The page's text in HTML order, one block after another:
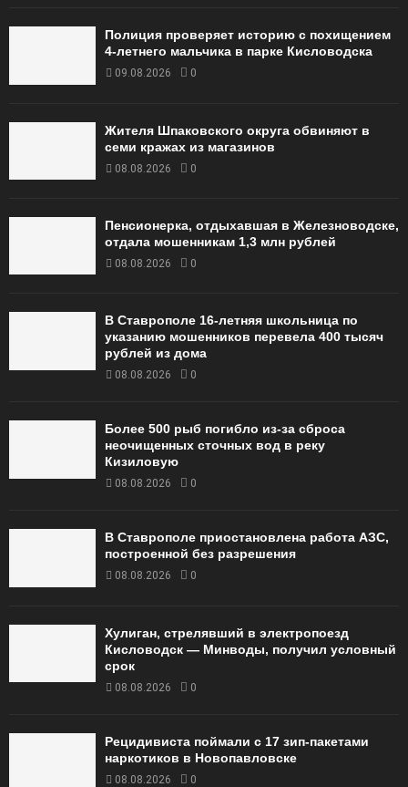
Полиция проверяет историю с похищением
4-летнего мальчика в парке Кисловодска
09.08.2026 0
Жителя Шпаковского округа обвиняют в
семи кражах из магазинов
08.08.2026 0
Пенсионерка, отдыхавшая в Железноводске,
отдала мошенникам 1,3 млн рублей
08.08.2026 0
В Ставрополе 16-летняя школьница по
указанию мошенников перевела 400 тысяч
рублей из дома
08.08.2026 0
Более 500 рыб погибло из-за сброса
неочищенных сточных вод в реку
Кизиловую
08.08.2026 0
В Ставрополе приостановлена работа АЗС,
построенной без разрешения
08.08.2026 0
Хулиган, стрелявший в электропоезд
Кисловодск — Минводы, получил условный
срок
08.08.2026 0
Рецидивиста поймали с 17 зип-пакетами
наркотиков в Новопавловске
08.08.2026 0